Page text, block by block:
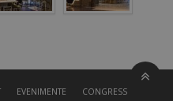
EVENIMENTE
CONGRESS HALL